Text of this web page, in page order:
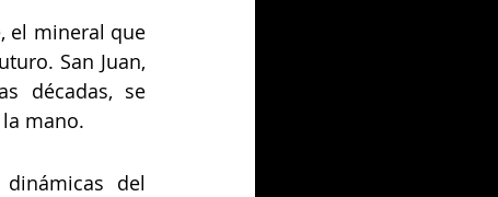
el mineral que
San Juan,
décadas, se
mano.
del